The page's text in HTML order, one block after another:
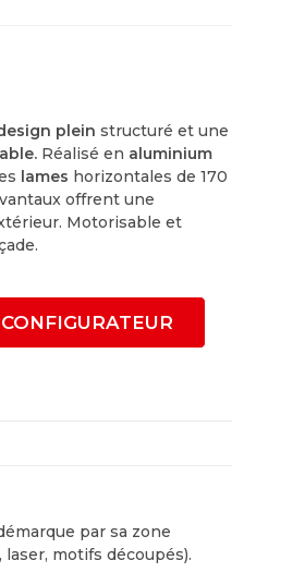
plein structuré et une
Réalisé en aluminium
lames horizontales de 170
offrent une
Motorisable et
CONFIGURATEUR
par sa zone
motifs découpés).